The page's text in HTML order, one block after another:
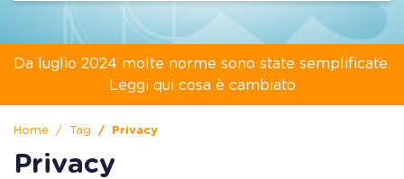
Da luglio 2024 molte norme sono state semplificate.
Leggi qui cosa è cambiato
Home Tag Privacy
Privacy